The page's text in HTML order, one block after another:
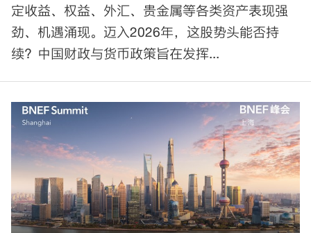
定收益、权益、外汇、贵金属等各类资产表现强
劲、机遇涌现。迈入2026年，这股势头能否持
续？中国财政与货币政策旨在发挥...